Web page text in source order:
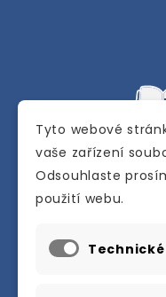
Tyto webové
vaše zařízení
Odsouhlaste
použití webu.